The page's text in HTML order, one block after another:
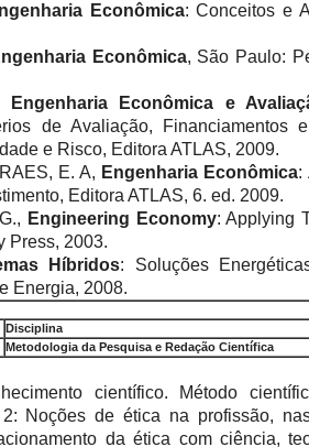
Econômica: Conceitos e
Econômica, São Paulo:
Engenharia Econômica e
de Avaliação, Financiamentos
e Risco, Editora ATLAS, 2009.
E. A, Engenharia Econômica:
Editora ATLAS, 6. ed. 2009.
Engineering Economy: Applying
Press, 2003.
Híbridos: Soluções
Energia, 2008.
Disciplina
Metodologia da Pesquisa e Redação Científica
científico. Método
Noções de ética na profissão,
da ética com ciência,